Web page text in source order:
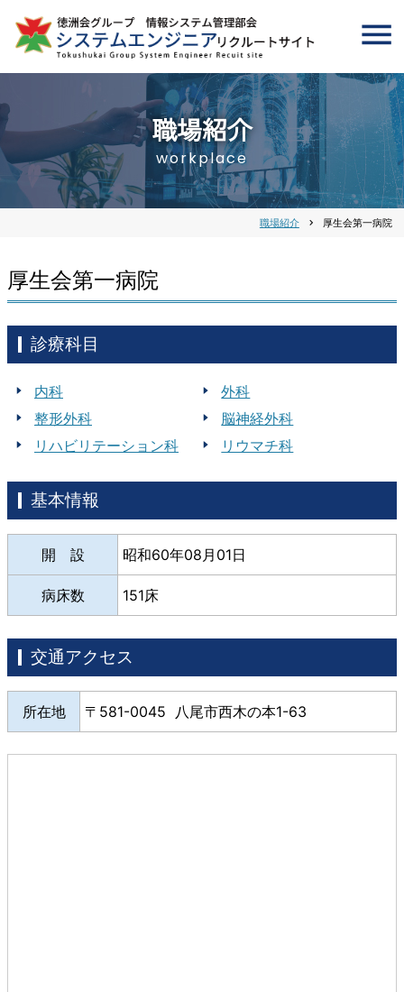
職場紹介
workplace
職場紹介 chevron_right 厚生会第一病院
厚生会第一病院
診療科目
内科
外科
整形外科
脳神経外科
リハビリテーション科
リウマチ科
基本情報
開 設 昭和60年08月01日
病床数 151床
交通アクセス
所在地 581-0045 八尾市西木の本1-63